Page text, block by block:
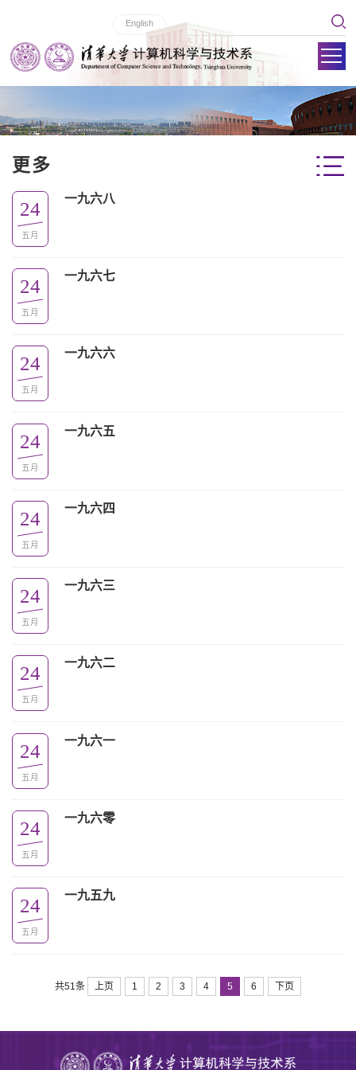
English
24
五月
一九六八
24
五月
一九六七
24
五月
一九六六
24
五月
一九六五
24
五月
一九六四
24
五月
一九六三
24
五月
一九六二
24
五月
一九六一
24
五月
一九六零
24
五月
一九五九
共51条 上页 1 2 3 4 5 6 下页
更多